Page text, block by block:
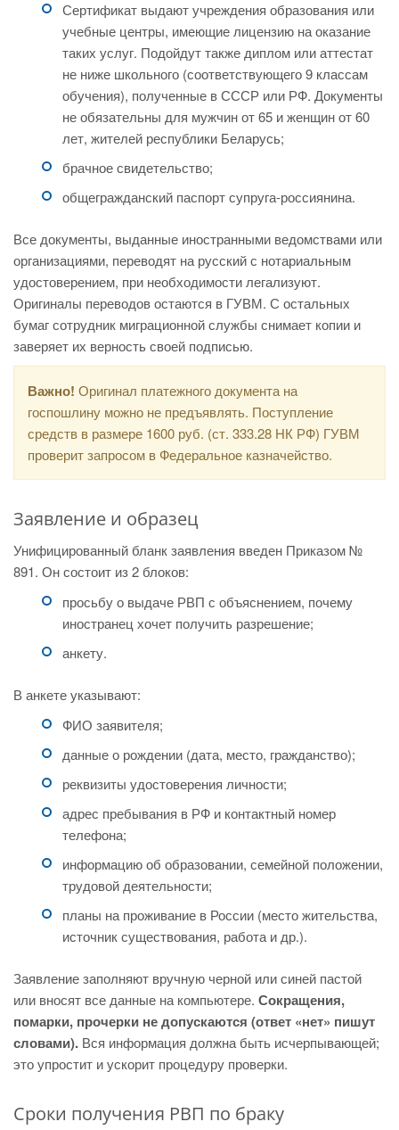
Сертификат выдают учреждения образования или
учебные центры, имеющие лицензию на оказание
таких услуг. Подойдут также диплом или аттестат
не ниже школьного (соответствующего 9 классам
обучения), полученные в СССР или РФ. Документы
не обязательны для мужчин от 65 и женщин от 60
лет, жителей республики Беларусь;
брачное свидетельство;
общегражданский паспорт супруга-россиянина.
Все документы, выданные иностранными ведомствами или
организациями, переводят на русский с нотариальным
удостоверением, при необходимости легализуют.
Оригиналы переводов остаются в ГУВМ. С остальных
бумаг сотрудник миграционной службы снимает копии и
заверяет их верность своей подписью.
Важно! Оригинал платежного документа на
госпошлину можно не предъявлять. Поступление
средств в размере 1600 руб. (ст. 333.28 НК РФ) ГУВМ
проверит запросом в Федеральное казначейство.
Заявление и образец
Унифицированный бланк заявления введен Приказом №
891. Он состоит из 2 блоков:
просьбу о выдаче РВП с объяснением, почему
иностранец хочет получить разрешение;
анкету.
В анкете указывают:
ФИО заявителя;
данные о рождении (дата, место, гражданство);
реквизиты удостоверения личности;
адрес пребывания в РФ и контактный номер
телефона;
информацию об образовании, семейной положении,
трудовой деятельности;
планы на проживание в России (место жительства,
источник существования, работа и др.).
Заявление заполняют вручную черной или синей пастой
или вносят все данные на компьютере. Сокращения,
помарки, прочерки не допускаются (ответ «нет» пишут
словами). Вся информация должна быть исчерпывающей;
это упростит и ускорит процедуру проверки.
Сроки получения РВП по браку